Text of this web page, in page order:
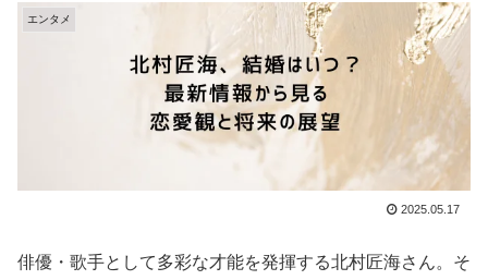
エンタメ
2025.05.17
俳優・歌手として多彩な才能を発揮する北村匠海さん。そ